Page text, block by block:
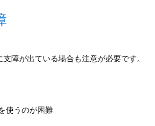
障が出ている場合も注意が必要です。
使うのが困難